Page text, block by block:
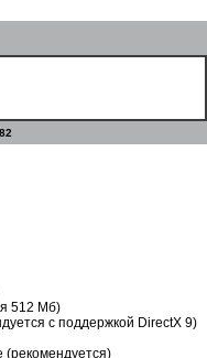
512 Мб)
с поддержкой DirectX 9)